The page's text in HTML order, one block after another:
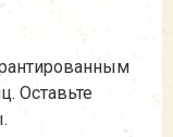
Оставьте